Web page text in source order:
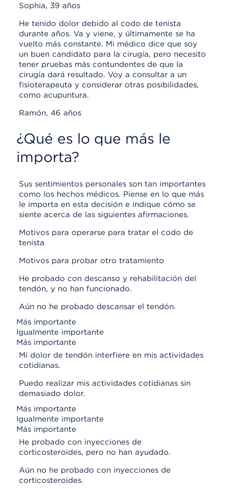
Sophia, 39 años
He tenido dolor debido al codo de tenista
durante años. Va y viene, y últimamente se ha
vuelto más constante. Mi médico dice que soy
un buen candidato para la cirugía, pero necesito
tener pruebas más contundentes de que la
cirugía dará resultado. Voy a consultar a un
fisioterapeuta y considerar otras posibilidades,
como acupuntura.
Ramón, 46 años
¿Qué es lo que más le
importa?
Sus sentimientos personales son tan importantes
como los hechos médicos. Piense en lo que más
le importa en esta decisión e indique cómo se
siente acerca de las siguientes afirmaciones.
Motivos para operarse para tratar el codo de
tenista
Motivos para probar otro tratamiento
He probado con descanso y rehabilitación del
tendón, y no han funcionado.
Aún no he probado descansar el tendón.
Más importante
Igualmente importante
Más importante
Mi dolor de tendón interfiere en mis actividades
cotidianas.
Puedo realizar mis actividades cotidianas sin
demasiado dolor.
Más importante
Igualmente importante
Más importante
He probado con inyecciones de
corticosteroides, pero no han ayudado.
Aún no he probado con inyecciones de
corticosteroides.